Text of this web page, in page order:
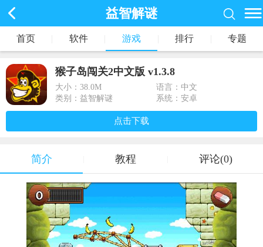
益智解谜
首页 软件 游戏 排行 专题
猴子岛闯关2中文版 v1.3.8
大小： 38.0M
语言：中文
类别：益智解谜
系统：安卓
点击下载
简介 教程 评论(0)